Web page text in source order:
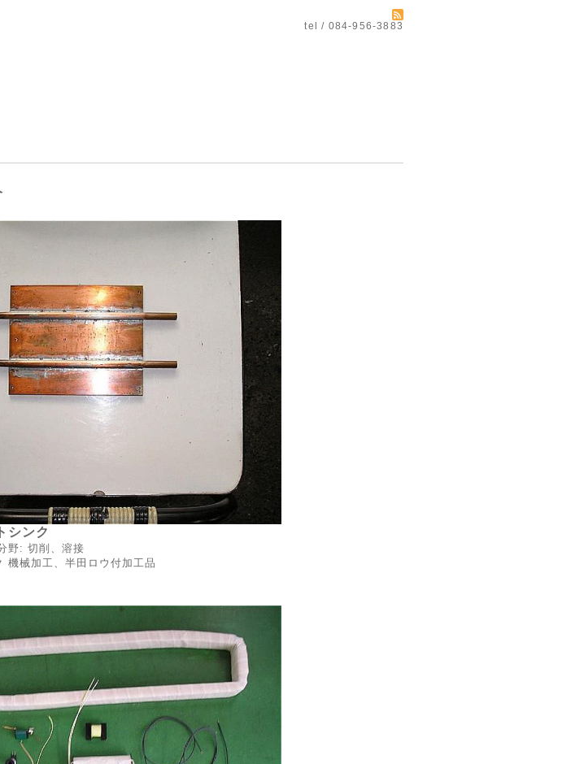
tel / 084-956-3883
シンク
野: 切削、溶接
機械加工、半田ロウ付加工品